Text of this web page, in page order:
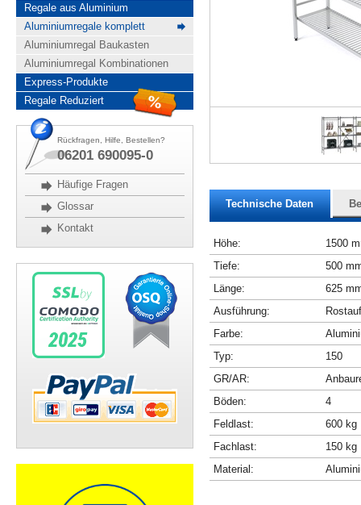
Regale aus Aluminium
Aluminiumregale komplett
Aluminiumregal Baukasten
Aluminiumregal Kombinationen
Express-Produkte
Regale Reduziert
Rückfragen, Hilfe, Bestellen?
06201 690095-0
Häufige Fragen
Glossar
Kontakt
Technische Daten
Höhe:
1500
Tiefe:
500
Länge:
625
Ausführung:
Farbe:
Typ:
150
GR/AR:
Böden:
4
Feldlast:
600 kg
Fachlast:
150 kg
Material: